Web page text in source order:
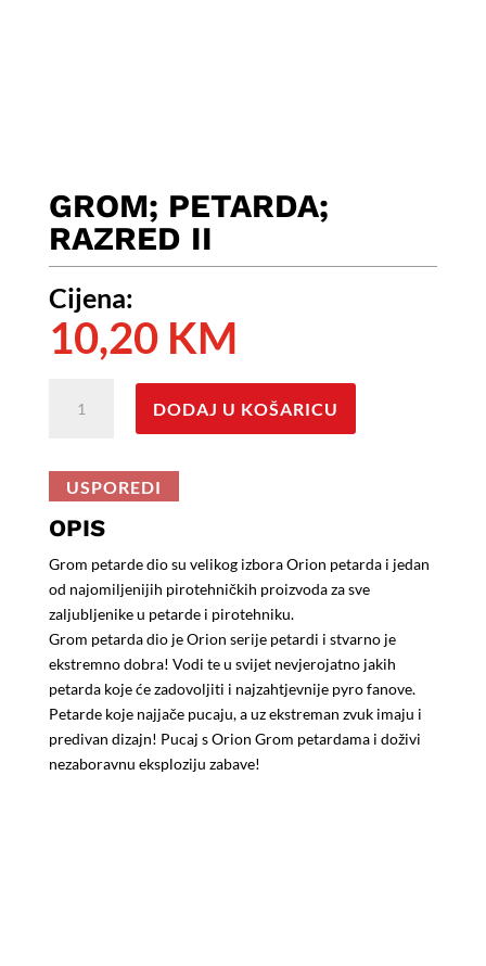
GROM; PETARDA;
RAZRED II
Cijena:
10,20 KM
PetardA;
količina
DODAJ U KOŠARICU
USPOREDI
OPIS
Grom petarde dio su velikog izbora Orion petarda i jedan
od najomiljenijih pirotehničkih proizvoda za sve
zaljubljenike u petarde i pirotehniku.
Grom petarda dio je Orion serije petardi i stvarno je
ekstremno dobra! Vodi te u svijet nevjerojatno jakih
petarda koje će zadovoljiti i najzahtjevnije pyro fanove.
Petarde koje najjače pucaju, a uz ekstreman zvuk imaju i
predivan dizajn! Pucaj s Orion Grom petardama i doživi
nezaboravnu eksploziju zabave!